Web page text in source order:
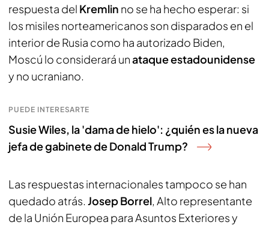
respuesta del Kremlin no se ha hecho esperar: si
los misiles norteamericanos son disparados en el
interior de Rusia como ha autorizado Biden,
Moscú lo considerará unataque estadounidense
y no ucraniano.
PUEDE INTERESARTE
Susie Wiles, la 'dama de hielo': ¿quién es la nueva
jefa de gabinete de Donald Trump?
Las respuestas internacionales tampoco se han
quedado atrás. Josep Borrel, Alto representante
de la Unión Europea para Asuntos Exteriores y